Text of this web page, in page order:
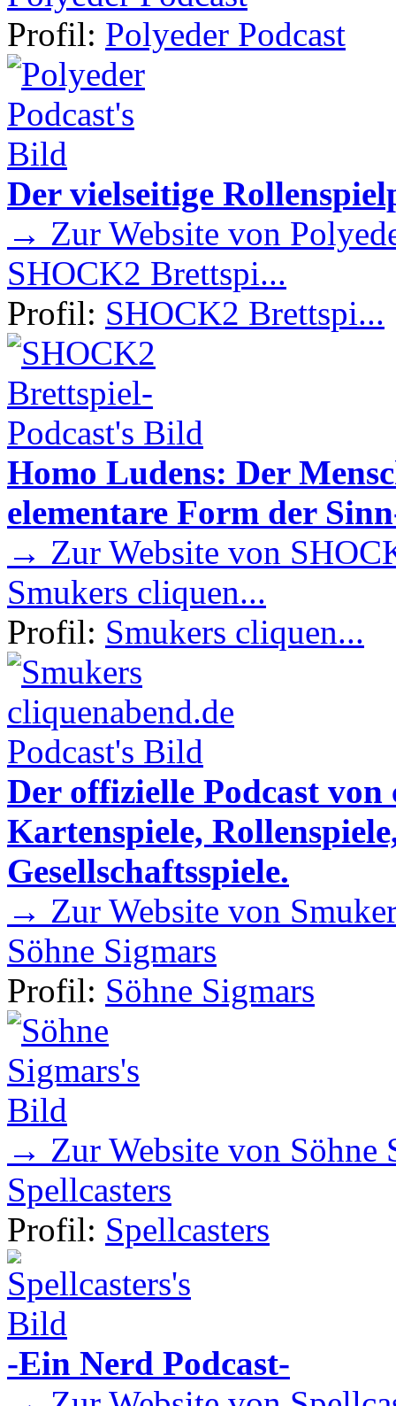
Profil: Polyeder Podcast
Der vielseitige
→ Zur Website von
SHOCK2 Brettspi...
Profil: SHOCK2 Brettspi...
Homo Ludens: Der
elementare Form der
→ Zur Website von
Smukers cliquen...
Profil: Smukers cliquen...
Der offizielle Podcast
Kartenspiele,
Gesellschaftsspiele.
→ Zur Website von
Söhne Sigmars
Profil: Söhne Sigmars
→ Zur Website von Söhne
Spellcasters
Profil: Spellcasters
-Ein Nerd Podcast-